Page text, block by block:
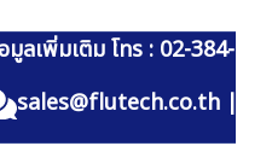
มูลเพิ่มเติม โทร : 02-384-
sales@flutech.co.th |